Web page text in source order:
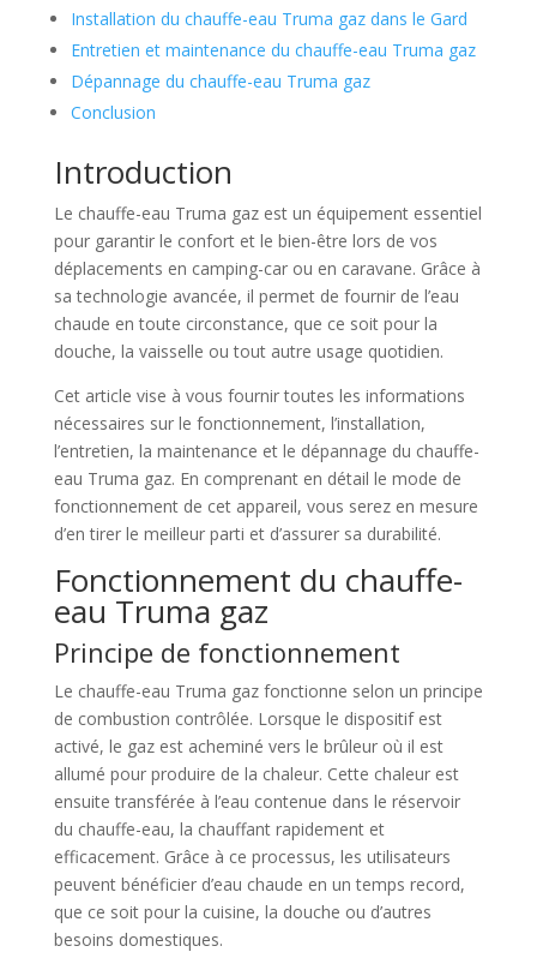
Installation du chauffe-eau Truma gaz dans le Gard
Entretien et maintenance du chauffe-eau Truma gaz
Dépannage du chauffe-eau Truma gaz
Conclusion
Introduction
Le chauffe-eau Truma gaz est un équipement essentiel
pour garantir le confort et le bien-être lors de vos
déplacements en camping-car ou en caravane. Grâce à
sa technologie avancée, il permet de fournir de l’eau
chaude en toute circonstance, que ce soit pour la
douche, la vaisselle ou tout autre usage quotidien.
Cet article vise à vous fournir toutes les informations
nécessaires sur le fonctionnement, l’installation,
l’entretien, la maintenance et le dépannage du chauffe-
eau Truma gaz. En comprenant en détail le mode de
fonctionnement de cet appareil, vous serez en mesure
d’en tirer le meilleur parti et d’assurer sa durabilité.
Fonctionnement du chauffe-
eau Truma gaz
Principe de fonctionnement
Le chauffe-eau Truma gaz fonctionne selon un principe
de combustion contrôlée. Lorsque le dispositif est
activé, le gaz est acheminé vers le brûleur où il est
allumé pour produire de la chaleur. Cette chaleur est
ensuite transférée à l’eau contenue dans le réservoir
du chauffe-eau, la chauffant rapidement et
efficacement. Grâce à ce processus, les utilisateurs
peuvent bénéficier d’eau chaude en un temps record,
que ce soit pour la cuisine, la douche ou d’autres
besoins domestiques.